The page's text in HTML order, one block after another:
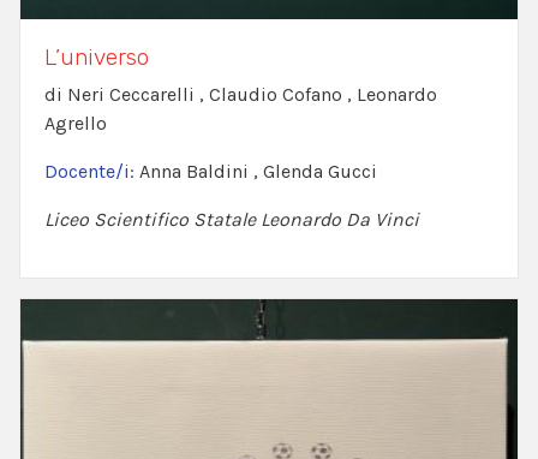
L’universo
di Neri Ceccarelli , Claudio Cofano , Leonardo
Agrello
Docente/i: Anna Baldini , Glenda Gucci
Liceo Scientifico Statale Leonardo Da Vinci